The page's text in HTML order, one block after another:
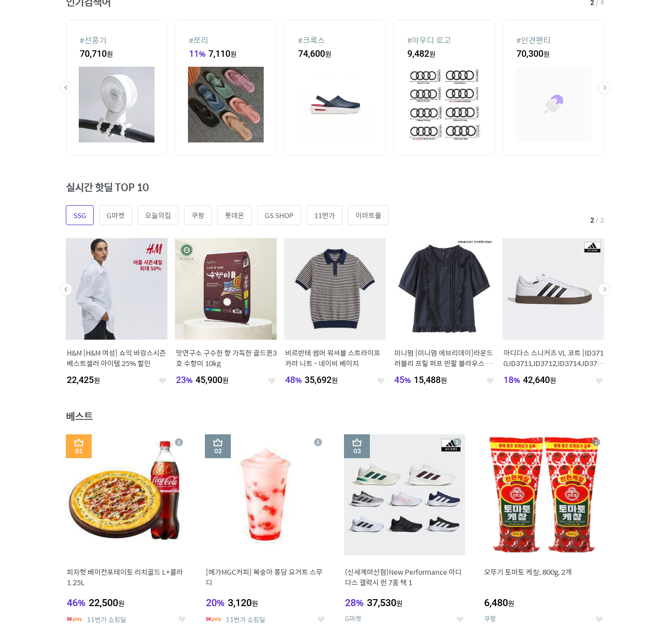
#선풍기
70,710원
#쪼리
11% 7,110원
#크록스
74,600원
#아우디 로고
9,482원
#인견팬티
70,300원
2 / 4
실시간 핫딜 TOP 10
SSG G마켓 오늘의집 쿠팡 롯데온 GS SHOP 11번가 이마트몰
H&M [H&M 여성] 쇼익 바캉스시즌
베스트셀러 아이템 25% 할인
22,425원 좋
맛연구소 구수한 향 가득한 골드퀸3
호 수향미 10kg
23% 45,900원 좋
비르반테 썸머 워셔블 스트라이프
카라 니트 - 네이비 베이지
48% 35,692원 좋
미니멈 [미니멈 에브리데이]라운드
러블리 프릴 퍼프 반팔 블라우스 (E
45% 15,488원 좋
아디다스 스니커즈 VL 코트 [ID371
0,ID3711,ID3712,ID3714,ID371
18% 42,640원 좋
2 / 2
베스트
1
피자헛 베이컨포테이토 리치골드 L+콜라
1.25L
46% 22,500원
11번가 쇼킹딜 좋
상
2
[메가MGC커피] 복숭아 퐁당 요거트 스무
디
20% 3,120원
11번가 쇼킹딜 좋
상
3
(신세계마산점)New Performance 아디
다스 갤럭시 런 7종 택 1
28% 37,530원
G마켓 좋
상
세
4
오뚜기 토마토 케챂, 800g, 2개
6,480원
쿠팡 좋
상
세